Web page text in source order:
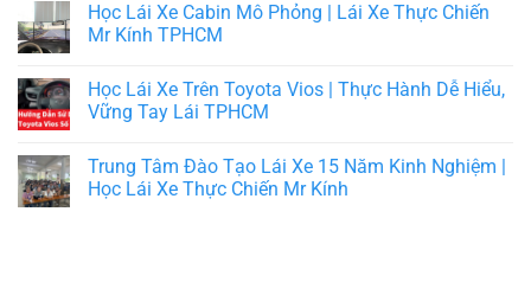
Học Lái Xe Cabin Mô Phỏng | Lái Xe Thực Chiến
Mr Kính TPHCM
Học Lái Xe Trên Toyota Vios | Thực Hành Dễ Hiểu,
Vững Tay Lái TPHCM
Trung Tâm Đào Tạo Lái Xe 15 Năm Kinh Nghiệm |
Học Lái Xe Thực Chiến Mr Kính